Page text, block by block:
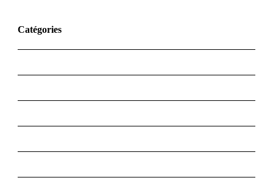
Catégories
Diaspora
Société
Actu politique
Les affaires
Toute l'actualité
Éconmie